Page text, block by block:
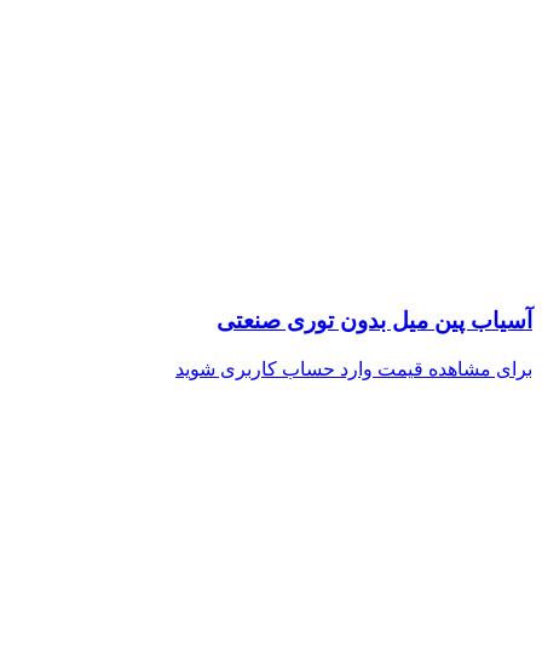
آسیاب پین میل بدون توری صنعتی
برای مشاهده قیمت وارد حساب کاربری شوید